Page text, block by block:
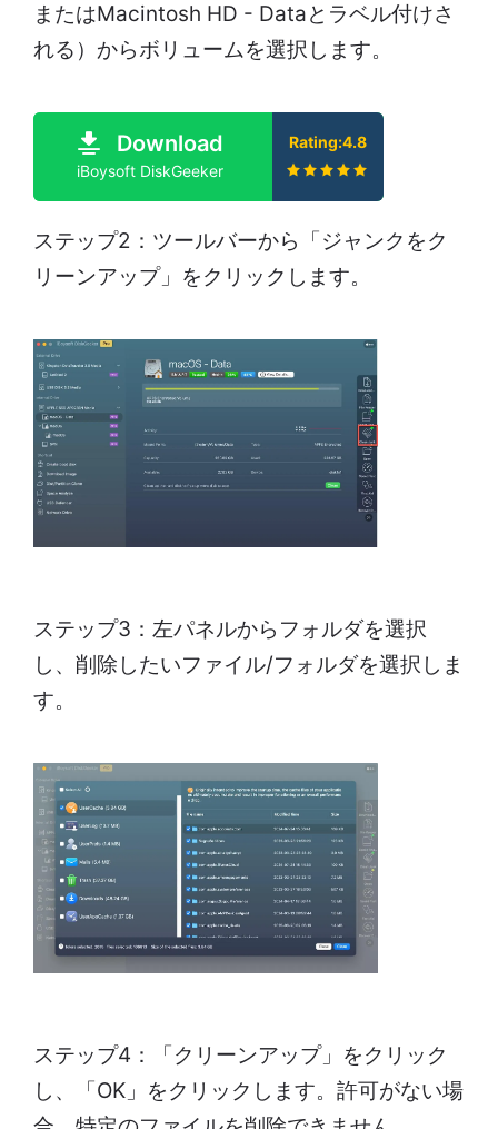
またはMacintosh HD - Dataとラベル付けさ
れる）からボリュームを選択します。
Download
iBoysoft DiskGeeker
Rating:4.8
ステップ2：ツールバーから「ジャンクをク
リーンアップ」をクリックします。
ステップ3：左パネルからフォルダを選択
し、削除したいファイル/フォルダを選択しま
す。
ステップ4：「クリーンアップ」をクリック
し、「OK」をクリックします。許可がない場